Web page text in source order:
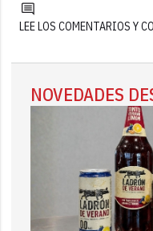
LEE LOS COMENTARIOS Y
NOVEDADES